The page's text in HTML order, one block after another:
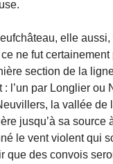
elle
ne fut
section de la
: l’un par Longlier ou
la vallée de
jusqu’à sa source
le vent violent qui
que des convois